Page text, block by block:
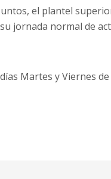
el plantel
jornada normal de
Martes y Viernes de